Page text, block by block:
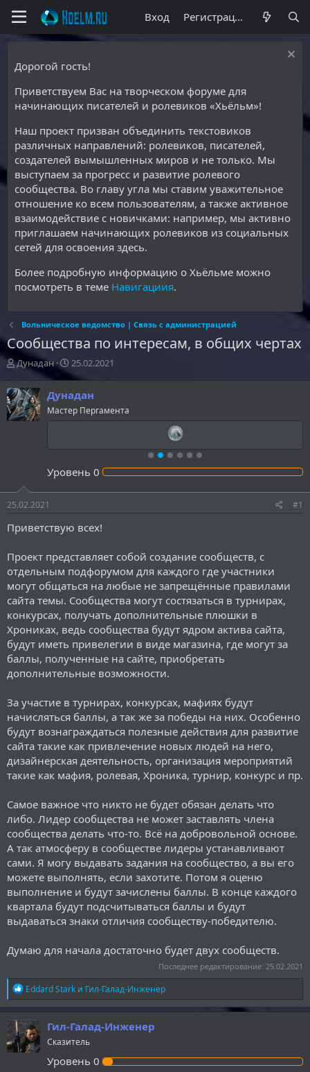
Вход Регистрация
Дорогой гость!
Приветствуем Вас на творческом форуме для
начинающих писателей и ролевиков «Хьёльм»!
Наш проект призван объединить текстовиков
различных направлений: ролевиков, писателей,
создателей вымышленных миров и не только. Мы
выступаем за прогресс и развитие ролевого
сообщества. Во главу угла мы ставим уважительное
отношение ко всем пользователям, а также активное
взаимодействие с новичками: например, мы активно
приглашаем начинающих ролевиков из социальных
сетей для освоения здесь.
Более подробную информацию о Хьёльме можно
посмотреть в теме Навигациия.
Вольническое ведомство | Связь с администрацией
Сообщества по интересам, в общих чертах
А
т
о
р
т
Дунадан
Д
а
а
н
а
а
а
25.02.2021
Дунадан
Мастер Пергамента
Уровень 0
25.02.2021 #1
Приветствую всех!
Проект представляет собой создание сообществ, с
отдельным подфорумом для каждого где участники
могут общаться на любые не запрещённые правилами
сайта темы. Сообщества могут состязаться в турнирах,
конкурсах, получать дополнительные плюшки в
Хрониках, ведь сообщества будут ядром актива сайта,
будут иметь привелегии в виде магазина, где могут за
баллы, полученные на сайте, приобретать
дополнительные возможности.
За участие в турнирах, конкурсах, мафиях будут
начисляться баллы, а так же за победы на них. Особенно
будут вознаграждаться полезные действия для развитие
сайта такие как привлечение новых людей на него,
дизайнерская деятельность, организация мероприятий
такие как мафия, ролевая, Хроника, турнир, конкурс и пр.
Самое важное что никто не будет обязан делать что
либо. Лидер сообщества не может заставлять члена
сообщества делать что-то. Всё на добровольной основе.
А так атмосферу в сообществе лидеры устанавливают
сами. Я могу выдавать задания на сообщество, а вы его
можете выполнять, если захотите. Потом я оценю
выполнение и будут зачислены баллы. В конце каждого
квартала будут подсчитываться баллы и будут
выдаваться знаки отличия сообществу-победителю.
Думаю для начала достаточно будет двух сообществ.
Последнее редактирование: 25.02.2021
Р
е
а
к
ц
и
и
Eddard Stark и Гил-Галад-Инженер
Гил-Галад-Инженер
Сказитель
Уровень 0